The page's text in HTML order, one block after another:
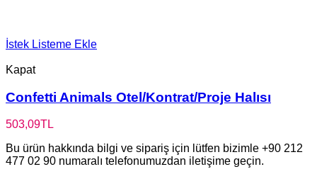
İstek Listeme Ekle
Kapat
Confetti Animals Otel/Kontrat/Proje Halısı
503,09TL
Bu ürün hakkında bilgi ve sipariş için lütfen bizimle +90 212
477 02 90 numaralı telefonumuzdan iletişime geçin.